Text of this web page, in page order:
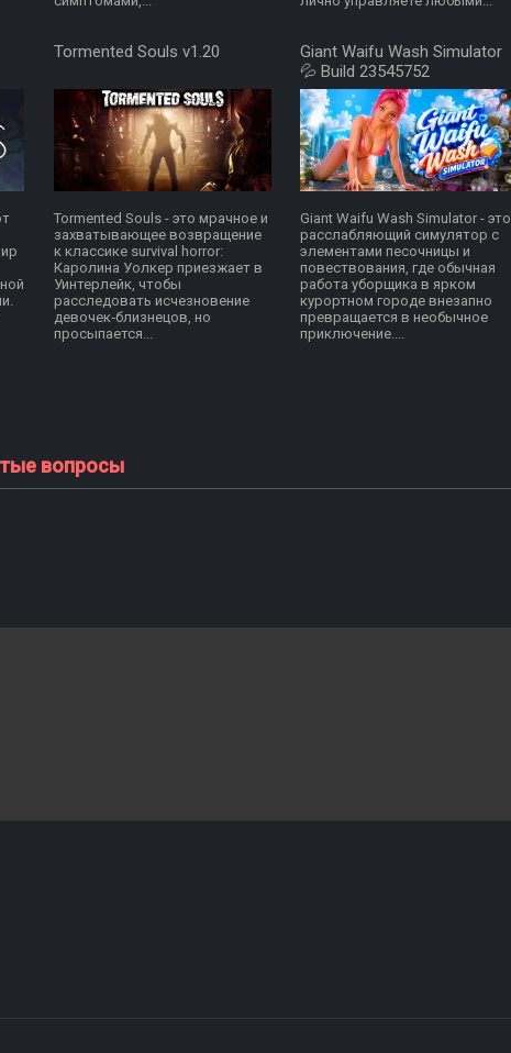
Tormented Souls v1.20
Tormented Souls - это мрачное и
захватывающее возвращение
к классике survival horror:
Каролина Уолкер приезжает в
Уинтерлейк, чтобы
расследовать исчезновение
девочек‑близнецов, но
просыпается...
Giant Waifu Wash Simulator
💦 Build 23545752
Giant Waifu Wash Simulator - это
расслабляющий симулятор с
элементами песочницы и
повествования, где обычная
работа уборщика в ярком
курортном городе внезапно
превращается в необычное
приключение....
вопросы